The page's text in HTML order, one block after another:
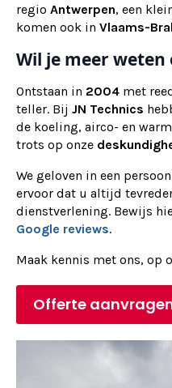
regio Antwerpen, een
komen ook in Vlaams-
Wil je meer weten
Ontstaan in 2004 met
teller. Bij JN Technics
de koeling, airco- en
trots op onze
We geloven in een
ervoor dat u altijd
dienstverlening. Bewijs
Google reviews.
Maak kennis met ons, op
Offerte